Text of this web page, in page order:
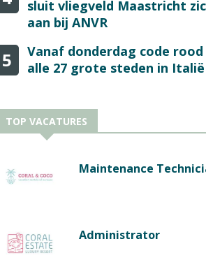
sluit vliegveld Maastricht
aan bij ANVR
5
Vanaf donderdag code rood
alle 27 grote steden in Italië
TOP VACATURES
Maintenance
Administrator